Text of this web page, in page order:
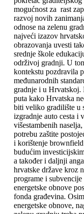
mogućnost za rast
razvoj novih
odnose na zelenu
najveći izazov
obrazovanja uvesti
srednje škole
održivoj gradnji. U
kontekstu pozdravila
međunarodnih
gradnje i u Hrvatskoj.
puta kako Hrvatska
biti veliko gradilište u
izgradnje auto cesta i
višestambenih
potrebu zaštite
i korištenje
budućim
a također i daljnji
hrvatske države kroz
programe i subvencije
energetske obnove
fonda građevina.
energetske obnove,